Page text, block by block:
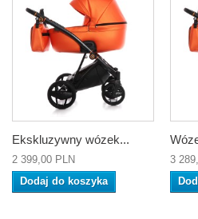
Ekskluzywny wózek...
2 399,00 PLN
Dodaj do koszyka
3